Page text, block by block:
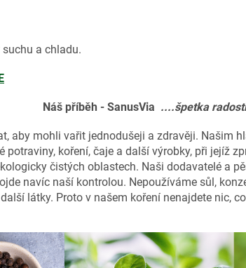
a chladu.
Náš příběh - SanusVia ....špetka radosti
aby mohli vařit jednodušeji a zdravěji. Našim
potraviny, koření, čaje a další výrobky, při jejíž
čistých oblastech. Naši dodavatelé a
navíc naší kontrolou. Nepoužíváme sůl,
látky. Proto v našem koření nenajdete nic,